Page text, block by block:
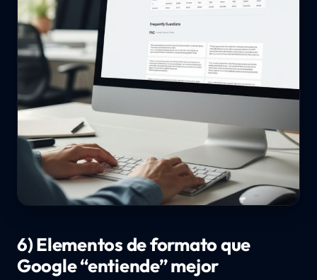
6) Elementos de formato que
Google “entiende” mejor